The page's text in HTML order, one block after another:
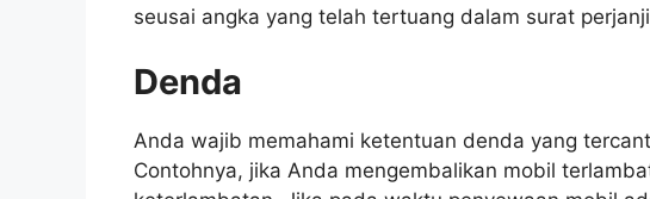
seusai angka yang telah tertuang dalam surat
Denda
Anda wajib memahami ketentuan denda yang
Contohnya, jika Anda mengembalikan mobil